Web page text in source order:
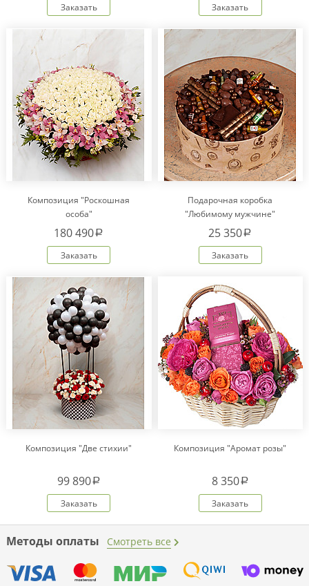
Заказать Заказать
Композиция "Роскошная
особа"
180 490a
Заказать
Подарочная коробка
"Любимому мужчине"
25 350a
Заказать
Композиция "Две стихии"
99 890a
Заказать
Композиция "Аромат розы"
8 350a
Заказать
Методы оплаты Смотреть все